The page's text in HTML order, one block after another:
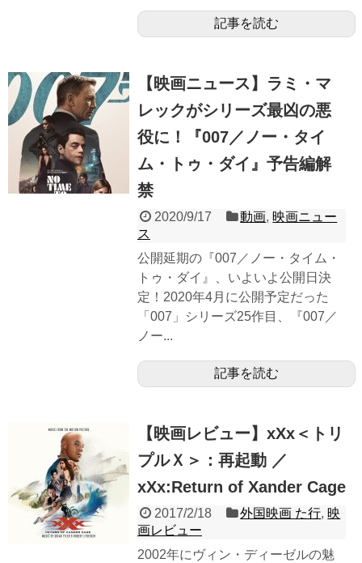
記事を読む
【映画ニュース】ラミ・マ
レックがシリーズ最凶の悪
役に！『007／ノー・タイ
ム・トゥ・ダイ』予告編解
禁
2020/9/17 動画, 映画ニュー
ス
公開延期の『007／ノー・タイム・
トゥ・ダイ』、いよいよ公開日決
定！2020年4月に公開予定だった
「007」シリーズ25作目、『007／
ノー...
記事を読む
【映画レビュー】xXx＜トリ
プルＸ＞：再起動 ／
xXx:Return of Xander Cage
2017/2/18 外国映画 た行, 映
画レビュー
2002年にヴィン・ディーゼルの魅